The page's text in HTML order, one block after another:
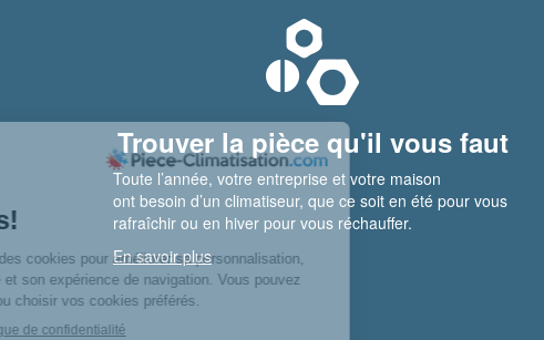
Trouver la pièce qu'il vous faut
Toute l’année, votre entreprise et votre maison
ont besoin d’un climatiseur, que ce soit en été pour vous
rafraîchir ou en hiver pour vous réchauffer.
En savoir plus